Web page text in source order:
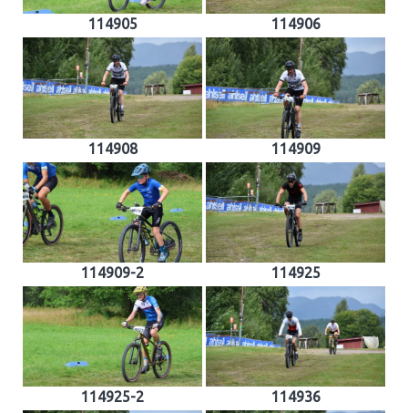
114905 114906
114908 114909
114909-2 114925
114925-2 114936